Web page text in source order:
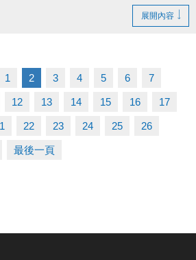
#115
網 :
zh_TW/news/pageID/1/
運動中心
展開內容
1 2 3 4 5 6 7
12 13 14 15 16 17
22 23 24 25 26
最後一頁